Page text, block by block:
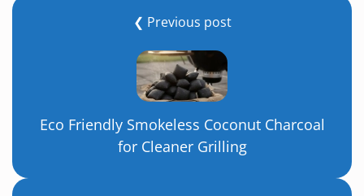
❮ Previous post
Eco Friendly Smokeless Coconut Charcoal
for Cleaner Grilling